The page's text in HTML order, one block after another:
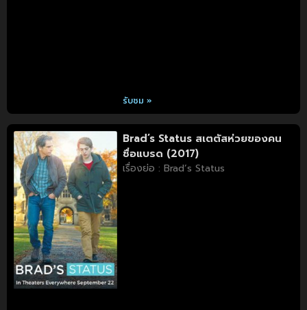
รับชม »
Brad’s Status สเตตัสห่วยของคน
ชื่อแบรด (2017)
เรื่องย่อ : Brad’s Status